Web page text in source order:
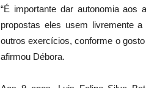
“É importante dar autonomia aos
propostas eles usem livremente
outros exercícios, conforme o
afirmou Débora.